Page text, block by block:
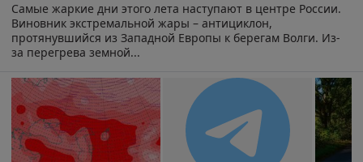
Самые жаркие дни этого лета наступают в центре России.
Виновник экстремальной жары – антициклон,
протянувшийся из Западной Европы к берегам Волги. Из-
за перегрева земной...